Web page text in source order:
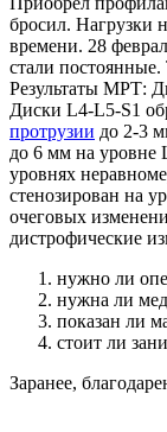
бросил. Нагрузки
времени. 28
стали постоянные.
Результаты МРТ:
Диски L4-L5-S1
протрузии до 2-3
до 6 мм на уровне
уровнях
стенозирован на
очеговых
дистрофические
нужно ли
нужна ли
показан ли
стоит ли
Заранее,